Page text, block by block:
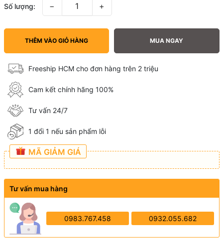
Số lượng: − +
THÊM VÀO GIỎ HÀNG MUA NGAY
Freeship HCM cho đơn hàng trên 2 triệu
Cam kết chính hãng 100%
Tư vấn 24/7
1 đổi 1 nếu sản phẩm lỗi
MÃ GIẢM GIÁ
Tư vấn mua hàng
0983.767.458 0932.055.682